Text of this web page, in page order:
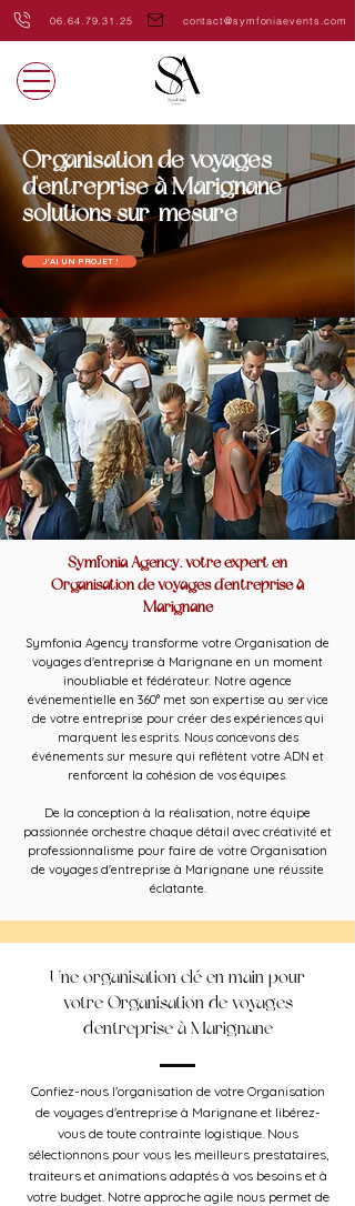
06.64.79.31.25 contact@symfoniaevents.com
Organisation de voyages
d'entreprise à Marignane -
solutions sur-mesure
J'AI UN PROJET !
Symfonia Agency, votre expert en
Organisation de voyages d'entreprise à
Marignane
Symfonia Agency transforme votre Organisation de
voyages d'entreprise à Marignane en un moment
inoubliable et fédérateur. Notre agence
événementielle en 360° met son expertise au service
de votre entreprise pour créer des expériences qui
marquent les esprits. Nous concevons des
événements sur mesure qui reflètent votre ADN et
renforcent la cohésion de vos équipes.
De la conception à la réalisation, notre équipe
passionnée orchestre chaque détail avec créativité et
professionnalisme pour faire de votre Organisation
de voyages d'entreprise à Marignane une réussite
éclatante.
Une organisation clé en main pour
votre Organisation de voyages
d'entreprise à Marignane
Confiez-nous l'organisation de votre Organisation
de voyages d'entreprise à Marignane et libérez-
vous de toute contrainte logistique. Nous
sélectionnons pour vous les meilleurs prestataires,
traiteurs et animations adaptés à vos besoins et à
votre budget. Notre approche agile nous permet de